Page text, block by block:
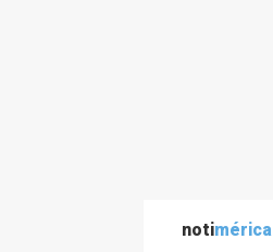
notimérica